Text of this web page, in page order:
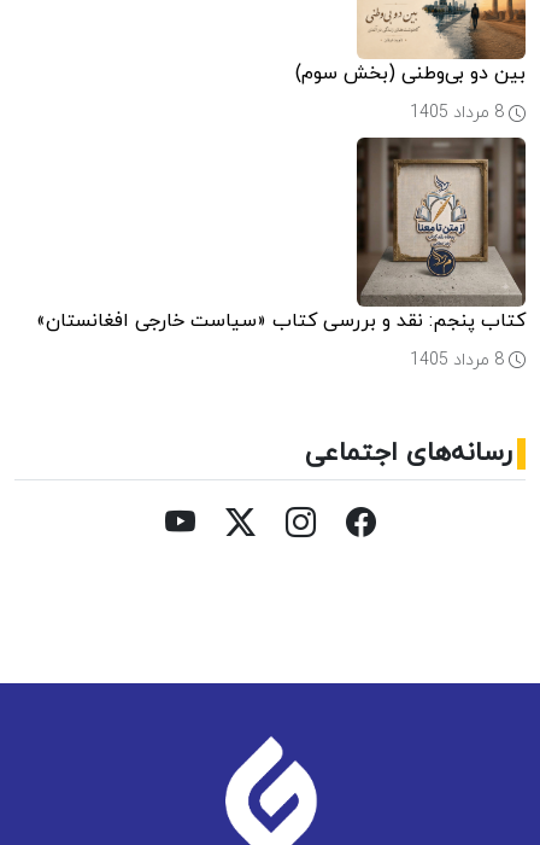
بین دو بی‌وطنی (بخش سوم)
کتاب پنجم: نقد و بررسی کتاب «سیاست خارجی افغانستان»
رسانه‌های اجتماعی